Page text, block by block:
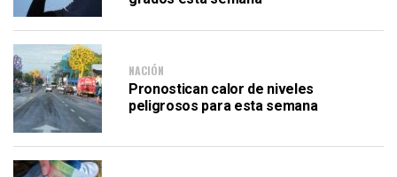
NACIÓN
Pronostican calor de niveles
peligrosos para esta semana